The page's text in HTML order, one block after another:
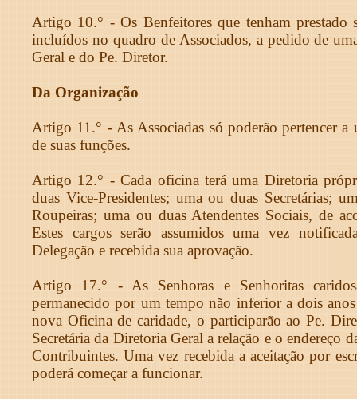
Artigo 10.° - Os Benfeitores que tenham prestado
incluídos no quadro de Associados, a pedido de
Geral e do Pe. Diretor.
Da Organização
Artigo 11.° - As Associadas só poderão pertencer
de suas funções.
Artigo 12.° - Cada oficina terá uma Diretoria
duas Vice-Presidentes; uma ou duas Secretárias;
Roupeiras; uma ou duas Atendentes Sociais, de
Estes cargos serão assumidos uma vez
Delegação e recebida sua aprovação.
Artigo 17.° - As Senhoras e Senhoritas
permanecido por um tempo não inferior a dois
nova Oficina de caridade, o participarão ao Pe.
Secretária da Diretoria Geral a relação e o endereço
Contribuintes. Uma vez recebida a aceitação por
poderá começar a funcionar.